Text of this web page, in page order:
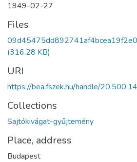
1949-02-27
Files
(316.28 KB)
URI
https://bea.fszek.hu/handle/
Collections
Sajtókivágat-gyűjtemény
Place, address
Budapest